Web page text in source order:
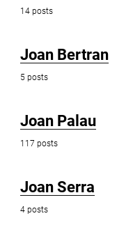
14 posts
Joan Bertran
5 posts
Joan Palau
117 posts
Joan Serra
4 posts